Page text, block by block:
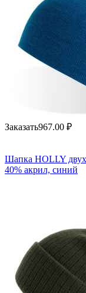
Заказать967.00 ₽
Шапка HOLLY
40% акрил, синий